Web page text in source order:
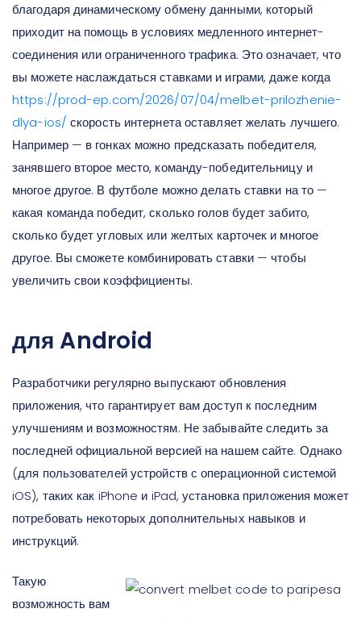
благодаря динамическому обмену данными, который
приходит на помощь в условиях медленного интернет-
соединения или ограниченного трафика. Это означает, что
вы можете наслаждаться ставками и играми, даже когда
https://prod-ep.com/2026/07/04/melbet-prilozhenie-
dlya-ios/ скорость интернета оставляет желать лучшего.
Например — в гонках можно предсказать победителя,
занявшего второе место, команду-победительницу и
многое другое. В футболе можно делать ставки на то —
какая команда победит, сколько голов будет забито,
сколько будет угловых или желтых карточек и многое
другое. Вы сможете комбинировать ставки — чтобы
увеличить свои коэффициенты.
для Android
Разработчики регулярно выпускают обновления
приложения, что гарантирует вам доступ к последним
улучшениям и возможностям. Не забывайте следить за
последней официальной версией на нашем сайте. Однако
(для пользователей устройств с операционной системой
iOS), таких как iPhone и iPad, установка приложения может
потребовать некоторых дополнительных навыков и
инструкций.
Такую
возможность вам